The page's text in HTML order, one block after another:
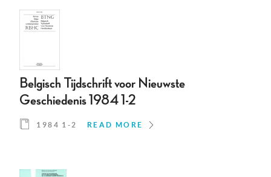
Belgisch Tijdschrift voor Nieuwste
Geschiedenis 1984 1-2
1984 1-2 READ MORE